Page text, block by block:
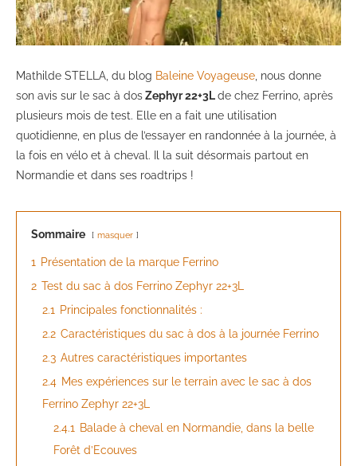
Mathilde STELLA, du blog Baleine Voyageuse, nous donne
son avis sur le sac à dosZephyr 22+3Lde chez Ferrino, après
plusieurs mois de test. Elle en a fait une utilisation
quotidienne, en plus de l’essayer en randonnée à la journée, à
la fois en vélo et à cheval. Il la suit désormais partout en
Normandie et dans ses roadtrips !
Sommaire masquer
1 Présentation de la marque Ferrino
2 Test du sac à dos Ferrino Zephyr 22+3L
2.1 Principales fonctionnalités :
2.2 Caractéristiques du sac à dos à la journée Ferrino
2.3 Autres caractéristiques importantes
2.4 Mes expériences sur le terrain avec le sac à dos
Ferrino Zephyr 22+3L
2.4.1 Balade à cheval en Normandie, dans la belle
Forêt d’Ecouves